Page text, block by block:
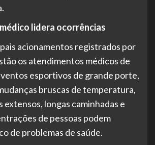
lidera ocorrências
acionamentos registrados por
os atendimentos médicos de
esportivos de grande porte,
bruscas de temperatura,
extensos, longas caminhadas e
de pessoas podem
de problemas de saúde.